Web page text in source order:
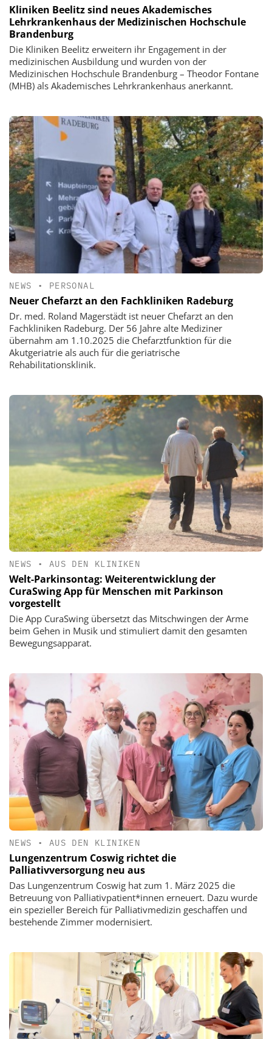
Kliniken Beelitz sind neues Akademisches
Lehrkrankenhaus der Medizinischen Hochschule
Brandenburg
Die Kliniken Beelitz erweitern ihr Engagement in der
medizinischen Ausbildung und wurden von der
Medizinischen Hochschule Brandenburg – Theodor Fontane
(MHB) als Akademisches Lehrkrankenhaus anerkannt.
NEWS • PERSONAL
Neuer Chefarzt an den Fachkliniken Radeburg
Dr. med. Roland Magerstädt ist neuer Chefarzt an den
Fachkliniken Radeburg. Der 56 Jahre alte Mediziner
übernahm am 1.10.2025 die Chefarztfunktion für die
Akutgeriatrie als auch für die geriatrische
Rehabilitationsklinik.
NEWS • AUS DEN KLINIKEN
Welt-Parkinsontag: Weiterentwicklung der
CuraSwing App für Menschen mit Parkinson
vorgestellt
Die App CuraSwing übersetzt das Mitschwingen der Arme
beim Gehen in Musik und stimuliert damit den gesamten
Bewegungsapparat.
NEWS • AUS DEN KLINIKEN
Lungenzentrum Coswig richtet die
Palliativversorgung neu aus
Das Lungenzentrum Coswig hat zum 1. März 2025 die
Betreuung von Palliativpatient*innen erneuert. Dazu wurde
ein spezieller Bereich für Palliativmedizin geschaffen und
bestehende Zimmer modernisiert.